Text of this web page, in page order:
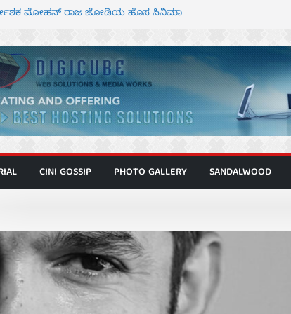
ಮೋಹನ್ ರಾಜ ಜೋಡಿಯ ಹೊಸ ಸಿನಿಮಾ
ಅಜೇಯಂ” ಹಾಡಿದ ದೃಶ್ಯ ವೈಭವ
ಶಿವಣ್ಣ ಅಭಿನಯದ ‘ಬಾಸ್’ ಚಿತ್ರ ತೆರೆಗೆ
ಮಿತ್ರ ಅಭಿನಯದ “ಮಹಾನ್” ಫಸ್ಟ್ ಲುಕ್
CINI GOSSIP PHOTO GALLERY SANDALWOOD